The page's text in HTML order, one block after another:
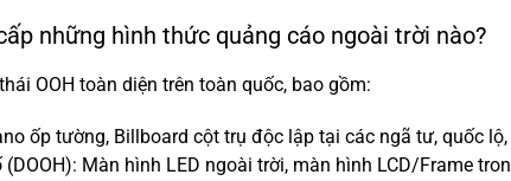
những hình thức quảng cáo ngoài trời nào?
OOH toàn diện trên toàn quốc, bao gồm:
ốp tường, Billboard cột trụ độc lập tại các ngã tư, quốc
Màn hình LED ngoài trời, màn hình LCD/Frame